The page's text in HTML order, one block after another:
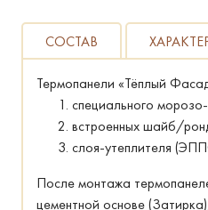
СОСТАВ
Термопанели «Тёплый
специального
встроенных шайб/
слоя-утеплителя
После монтажа
цементной основе